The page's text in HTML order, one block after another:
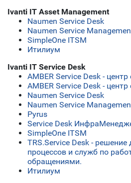
Ivanti IT Asset Management
Naumen Service Desk
Naumen Service
SimpleOne ITSM
Итилиум
Ivanti IT Service Desk
AMBER Service Desk -
AMBER Service Desk -
Naumen Service Desk
Naumen Service
Pyrus
Service Desk
SimpleOne ITSM
TRS.Service Desk -
процессов и служб по
обращениями.
Итилиум